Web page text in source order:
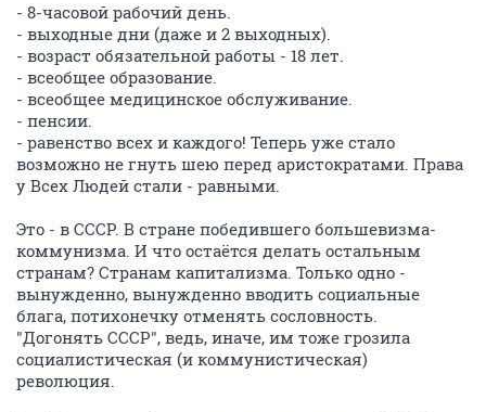
- 8-часовой рабочий день.
- выходные дни (даже и 2 выходных).
- возраст обязательной работы - 18 лет.
- всеобщее образование.
- всеобщее медицинское обслуживание.
- пенсии.
- равенство всех и каждого! Теперь уже стало
возможно не гнуть шею перед аристократами. Права
у Всех Людей стали - равными.
Это - в СССР. В стране победившего большевизма-
коммунизма. И что остаётся делать остальным
странам? Странам капитализма. Только одно -
вынужденно, вынужденно вводить социальные
блага, потихонечку отменять сословность.
"Догонять СССР", ведь, иначе, им тоже грозила
социалистическая (и коммунистическая)
революция.